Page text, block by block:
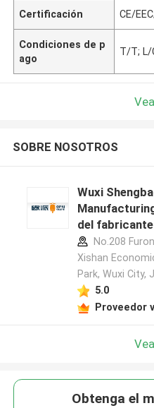
Certificación CE/
Condiciones de p
ago
T/T; L/
SOBRE NOSOTROS
Wuxi
del fabricante
No.208
Xishan
Park, Wuxi City,
5.0
Proveedor
Obtenga el